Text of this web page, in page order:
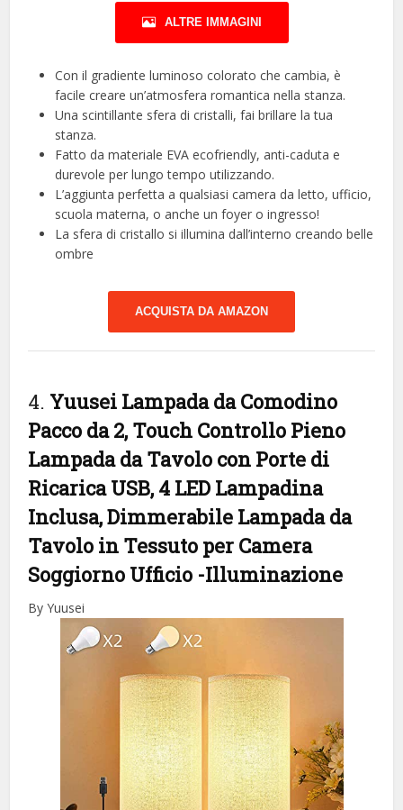
ALTRE IMMAGINI
Con il gradiente luminoso colorato che cambia, è
facile creare un’atmosfera romantica nella stanza.
Una scintillante sfera di cristalli, fai brillare la tua
stanza.
Fatto da materiale EVA ecofriendly, anti-caduta e
durevole per lungo tempo utilizzando.
L’aggiunta perfetta a qualsiasi camera da letto, ufficio,
scuola materna, o anche un foyer o ingresso!
La sfera di cristallo si illumina dall’interno creando belle
ombre
ACQUISTA DA AMAZON
4. Yuusei Lampada da Comodino
Pacco da 2, Touch Controllo Pieno
Lampada da Tavolo con Porte di
Ricarica USB, 4 LED Lampadina
Inclusa, Dimmerabile Lampada da
Tavolo in Tessuto per Camera
Soggiorno Ufficio -Illuminazione
By Yuusei